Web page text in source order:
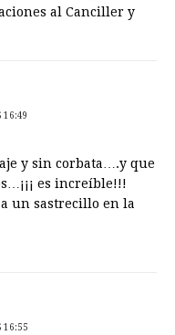
al Canciller y
16:49
y sin corbata….y que
es increíble!!!
a un sastrecillo en la
16:55